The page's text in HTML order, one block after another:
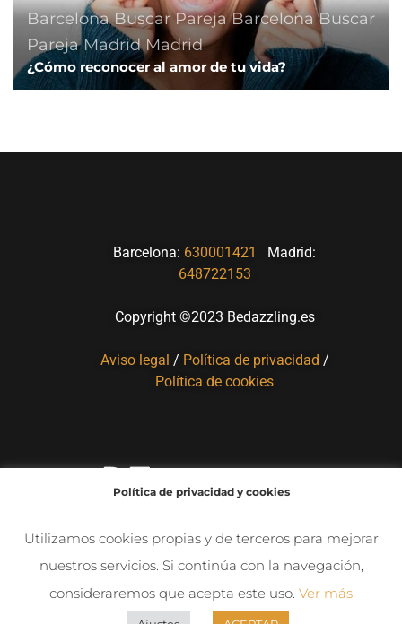
Barcelona Buscar Pareja Barcelona Buscar
Pareja Madrid Madrid
¿Cómo reconocer al amor de tu vida?
Barcelona: 630001421
Madrid:
648722153
Copyright ©2023 Bedazzling.es
Aviso legal / Política de privacidad /
Política de cookies
Política de privacidad y cookies
Utilizamos cookies propias y de terceros para mejorar
nuestros servicios. Si continúa con la navegación,
consideraremos que acepta este uso. Ver más